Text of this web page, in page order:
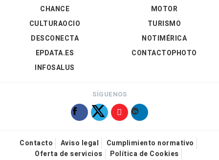
CHANCE
CULTURAOCIO
DESCONECTA
EPDATA.ES
INFOSALUS
MOTOR
TURISMO
NOTIMÉRICA
CONTACTOPHOTO
SÍGUENOS
Contacto Aviso legal
Cumplimiento normativo
Oferta de servicios
Política de Cookies